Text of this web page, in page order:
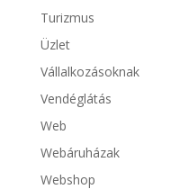
Turizmus
Üzlet
Vállalkozásoknak
Vendéglátás
Web
Webáruházak
Webshop